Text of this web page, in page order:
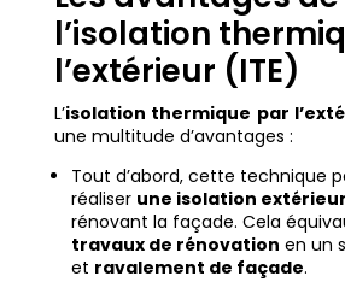
l’isolation
l’extérieur (ITE)
L’isolation thermique par
une multitude d’avantages :
Tout d’abord, cette technique
réaliser une isolation
rénovant la façade. Cela
travaux de rénovation en un
et ravalement de façade.